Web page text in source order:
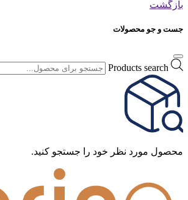
بازگشت
جست و جو محصولات
Products search
محصول مورد نظر خود را جستجو کنید.